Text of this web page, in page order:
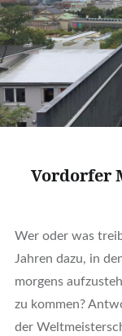
Vordorfer
Wer oder was
Jahren dazu, in
morgens
zu kommen?
der